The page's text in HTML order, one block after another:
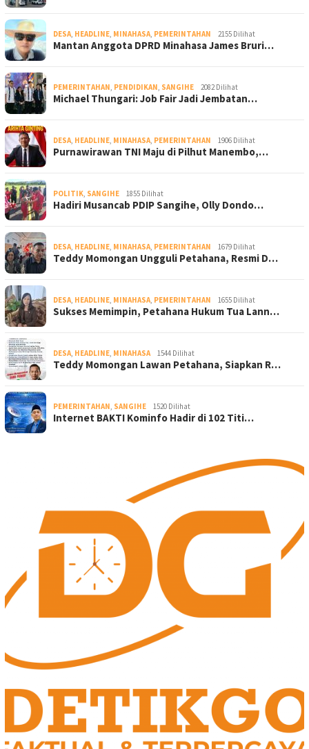
DESA, HEADLINE, MINAHASA, PEMERINTAHAN 2155 Dilihat
Mantan Anggota DPRD Minahasa James Bruri…
PEMERINTAHAN, PENDIDIKAN, SANGIHE 2082 Dilihat
Michael Thungari: Job Fair Jadi Jembatan…
DESA, HEADLINE, MINAHASA, PEMERINTAHAN 1906 Dilihat
Purnawirawan TNI Maju di Pilhut Manembo,…
POLITIK, SANGIHE 1855 Dilihat
Hadiri Musancab PDIP Sangihe, Olly Dondo…
DESA, HEADLINE, MINAHASA, PEMERINTAHAN 1679 Dilihat
Teddy Momongan Ungguli Petahana, Resmi D…
DESA, HEADLINE, MINAHASA, PEMERINTAHAN 1655 Dilihat
Sukses Memimpin, Petahana Hukum Tua Lann…
DESA, HEADLINE, MINAHASA 1544 Dilihat
Teddy Momongan Lawan Petahana, Siapkan R…
PEMERINTAHAN, SANGIHE 1520 Dilihat
Internet BAKTI Kominfo Hadir di 102 Titi…